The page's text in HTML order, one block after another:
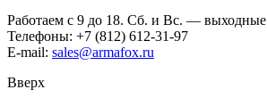
Работаем с 9 до 18. Сб. и Вс. — выходные
Телефоны: +7 (812) 612-31-97
E-mail: sales@armafox.ru
Вверх